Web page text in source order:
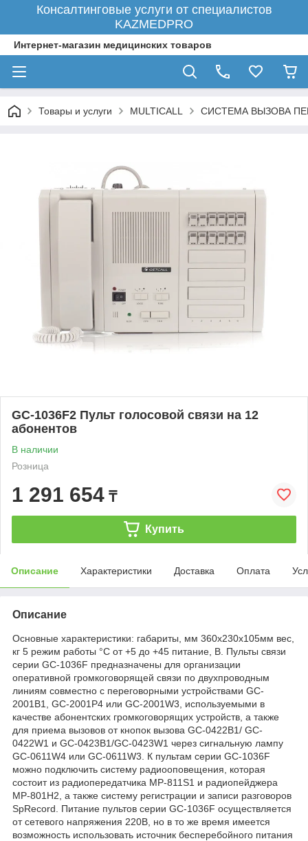
Консалтинговые услуги от специалистов
KAZMEDPRO
Интернет-магазин медицинских товаров
Товары и услуги MULTICALL СИСТЕМА ВЫЗОВА
GC-1036F2 Пульт голосовой связи на 12
абонентов
В наличии
Розница
1 291 654 ₸
Купить
Описание Характеристики Доставка Оплата
Описание
Основные характеристики: габариты, мм 360х230х105мм вес,
кг 5 режим работы °С от +5 до +45 питание, В. Пульты связи
серии GC-1036F предназначены для организации
оперативной громкоговорящей связи по двухпроводным
линиям совместно с переговорными устройствами GC-
2001B1, GC-2001P4 или GC-2001W3, используемыми в
качестве абонентских громкоговорящих устройств, а также
для приема вызовов от кнопок вызова GC-0422B1/ GC-
0422W1 и GC-0423B1/GC-0423W1 через сигнальную лампу
GC-0611W4 или GC-0611W3. К пультам серии GC-1036F
можно подключить систему радиооповещения, которая
состоит из радиопередатчика MP-811S1 и радиопейджера
MP-801H2, а также систему регистрации и записи разговоров
SpRecord. Питание пультов серии GC-1036F осуществляется
от сетевого напряжения 220В, но в то же время имеется
возможность использовать источник бесперебойного питания